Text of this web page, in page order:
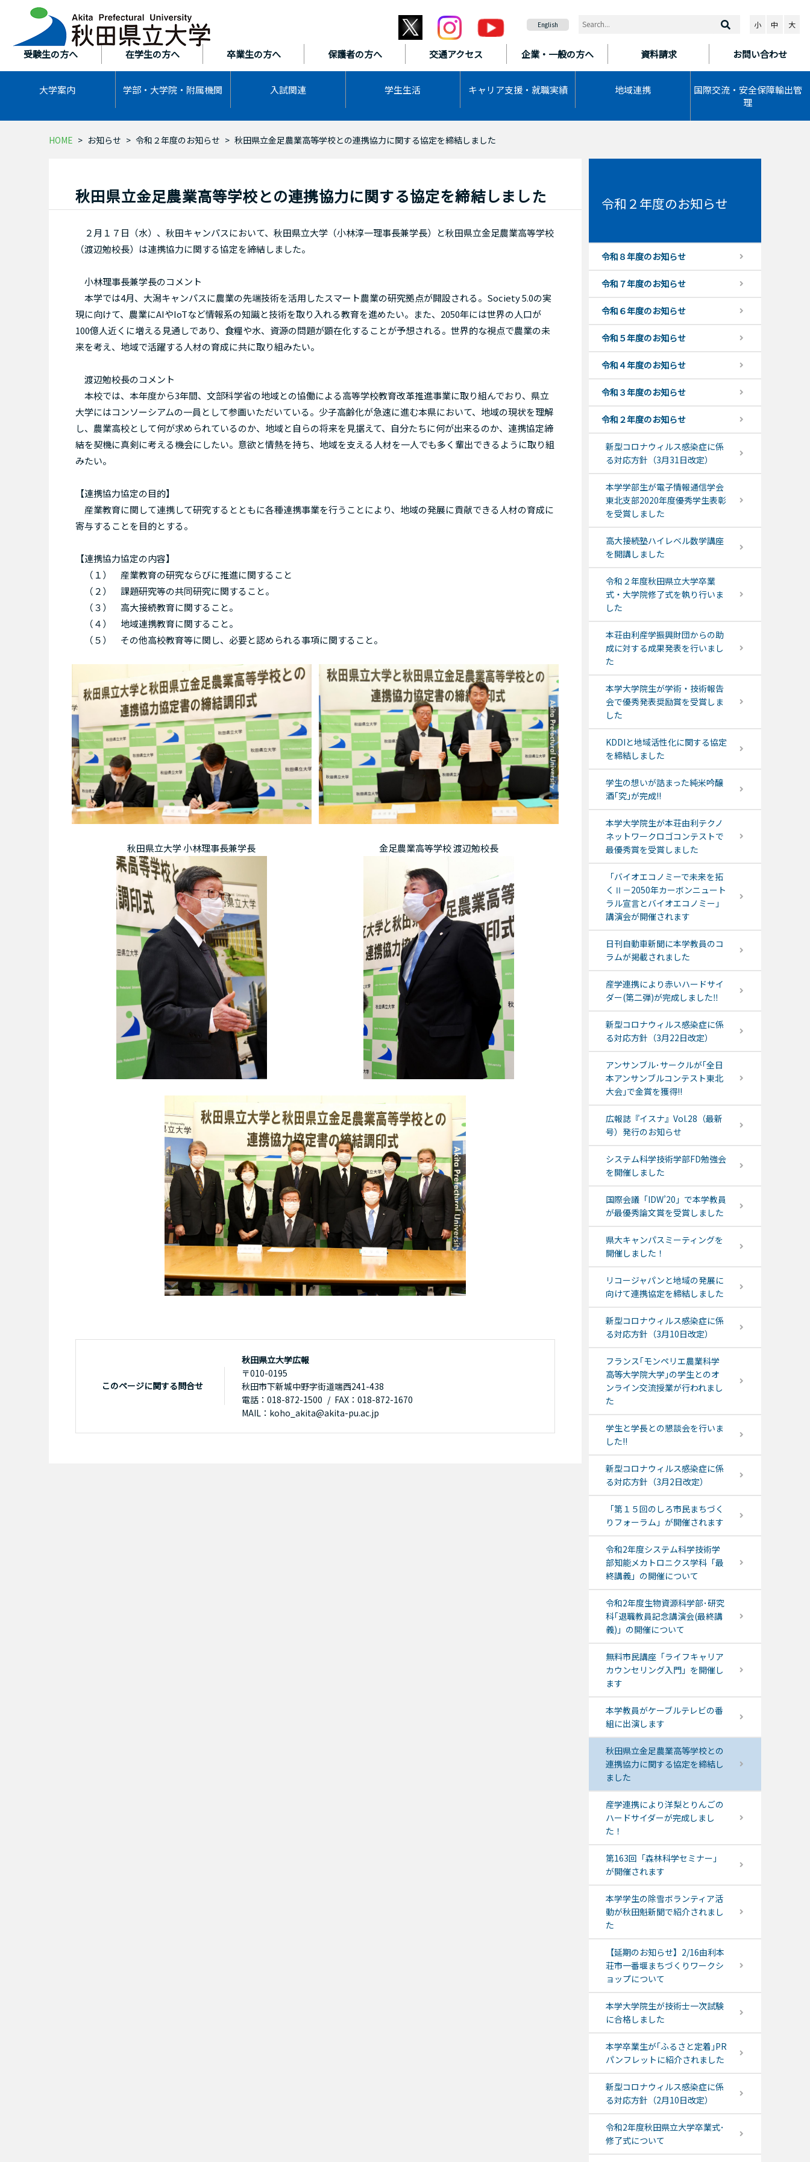
受験生の方へ 在学生の方へ 卒業生の方へ 保護者の方へ 交通アクセス 企業・一般の方へ 資料請求 お問い合わせ
大学案内 学部・大学院・ 附属機関 入試関連 学生生活 キャリア支援・ 就職実績 地域連携
国際交流・安全保障輸出管
理
English 小 中 大
HOME お知らせ 令和２年度のお知らせ 秋田県立金足農業高等学校との連携協力に関する協定を締結しました
秋田県立金足農業高等学校との連携協力に関する協定を締結しました
２月１７日（水）、秋田キャンパスにおいて、秋田県立大学（小林淳一理事長兼学長）と秋田県立金足農業高等学校
（渡辺勉校長）は連携協力に関する協定を締結しました。
小林理事長兼学長のコメント
本学では4月、大潟キャンパスに農業の先端技術を活用したスマート農業の研究拠点が開設される。Society 5.0の実
現に向けて、農業にAIやIoTなど情報系の知識と技術を取り入れる教育を進めたい。また、2050年には世界の人口が
100億人近くに増える見通しであり、食糧や水、資源の問題が顕在化することが予想される。世界的な視点で農業の未
来を考え、地域で活躍する人材の育成に共に取り組みたい。
渡辺勉校長のコメント
本校では、本年度から3年間、文部科学省の地域との協働による高等学校教育改革推進事業に取り組んでおり、県立
大学にはコンソーシアムの一員として参画いただいている。少子高齢化が急速に進む本県において、地域の現状を理解
し、農業高校として何が求められているのか、地域と自らの将来を見据えて、自分たちに何が出来るのか、連携協定締
結を契機に真剣に考える機会にしたい。意欲と情熱を持ち、地域を支える人材を一人でも多く輩出できるように取り組
みたい。
【連携協力協定の目的】
産業教育に関して連携して研究するとともに各種連携事業を行うことにより、地域の発展に貢献できる人材の育成に
寄与することを目的とする。
【連携協力協定の内容】
（１） 産業教育の研究ならびに推進に関すること
（２） 課題研究等の共同研究に関すること。
（３） 高大接続教育に関すること。
（４） 地域連携教育に関すること。
（５） その他高校教育等に関し、必要と認められる事項に関すること。
秋田県立大学 小林理事長兼学長 金足農業高等学校 渡辺勉校長
このページに関する問合せ
秋田県立大学広報
〒010-0195
秋田市下新城中野字街道端西241-438
電話：018-872-1500
FAX：018-872-1670
MAIL：koho_akita@akita-pu.ac.jp
令和２年度のお知らせ
令和８年度のお知らせ
令和７年度のお知らせ
令和６年度のお知らせ
令和５年度のお知らせ
令和４年度のお知らせ
令和３年度のお知らせ
令和２年度のお知らせ
新型コロナウィルス感染症に係
る対応方針（3月31日改定）
本学学部生が電子情報通信学会
東北支部2020年度優秀学生表彰
を受賞しました
高大接続塾ハイレベル数学講座
を開講しました
令和２年度秋田県立大学卒業
式・大学院修了式を執り行いま
した
本荘由利産学振興財団からの助
成に対する成果発表を行いまし
た
本学大学院生が学術・技術報告
会で優秀発表奨励賞を受賞しま
した
KDDIと地域活性化に関する協定
を締結しました
学生の想いが詰まった純米吟醸
酒｢究｣が完成!!
本学大学院生が本荘由利テクノ
ネットワークロゴコンテストで
最優秀賞を受賞しました
「バイオエコノミーで未来を拓
くⅡ－2050年カーボンニュート
ラル宣言とバイオエコノミー」
講演会が開催されます
日刊自動車新聞に本学教員のコ
ラムが掲載されました
産学連携により赤いハードサイ
ダー(第二弾)が完成しました‼
新型コロナウィルス感染症に係
る対応方針（3月22日改定）
アンサンブル･サークルが｢全日
本アンサンブルコンテスト東北
大会｣で金賞を獲得!!
広報誌『イスナ』Vol.28（最新
号）発行のお知らせ
システム科学技術学部FD勉強会
を開催しました
国際会議「IDW’20」で本学教員
が最優秀論文賞を受賞しました
県大キャンパスミーティングを
開催しました！
リコージャパンと地域の発展に
向けて連携協定を締結しました
新型コロナウィルス感染症に係
る対応方針（3月10日改定）
フランス｢モンペリエ農業科学
高等大学院大学｣の学生とのオ
ンライン交流授業が行われまし
た
学生と学長との懇談会を行いま
した!!
新型コロナウィルス感染症に係
る対応方針（3月2日改定）
「第１５回のしろ市民まちづく
りフォーラム」が開催されます
令和2年度システム科学技術学
部知能メカトロニクス学科「最
終講義」の開催について
令和2年度生物資源科学部･研究
科｢退職教員記念講演会(最終講
義)」の開催について
無料市民講座「ライフキャリア
カウンセリング入門」を開催し
ます
本学教員がケーブルテレビの番
組に出演します
秋田県立金足農業高等学校との
連携協力に関する協定を締結し
ました
産学連携により洋梨とりんごの
ハードサイダーが完成しまし
た！
第163回「森林科学セミナー」
が開催されます
本学学生の除雪ボランティア活
動が秋田魁新聞で紹介されまし
た
【延期のお知らせ】2/16由利本
荘市一番堰まちづくりワークシ
ョップについて
本学大学院生が技術士一次試験
に合格しました
本学卒業生が｢ふるさと定着｣PR
パンフレットに紹介されました
新型コロナウィルス感染症に係
る対応方針（2月10日改定）
令和2年度秋田県立大学卒業式･
修了式について